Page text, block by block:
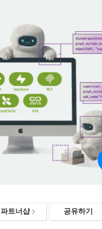
파트너샵 공유하기